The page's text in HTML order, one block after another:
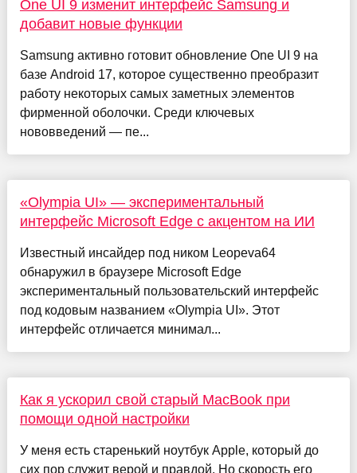
One UI 9 изменит интерфейс Samsung и
добавит новые функции
Samsung активно готовит обновление One UI 9 на
базе Android 17, которое существенно преобразит
работу некоторых самых заметных элементов
фирменной оболочки. Среди ключевых
нововведений — пе...
«Olympia UI» — экспериментальный
интерфейс Microsoft Edge с акцентом на ИИ
Известный инсайдер под ником Leopeva64
обнаружил в браузере Microsoft Edge
экспериментальный пользовательский интерфейс
под кодовым названием «Olympia UI». Этот
интерфейс отличается минимал...
Как я ускорил свой старый MacBook при
помощи одной настройки
У меня есть старенький ноутбук Apple, который до
сих пор служит верой и правдой. Но скорость его